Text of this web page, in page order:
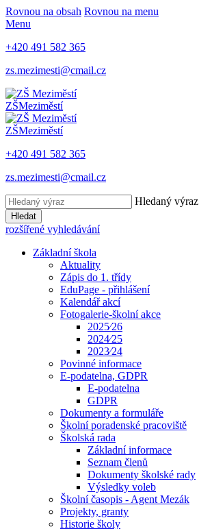
Rovnou na obsah Rovnou na menu
Menu
+420 491 582 365
zs.mezimesti@cmail.cz
ZŠMeziměstí
ZŠMeziměstí
+420 491 582 365
zs.mezimesti@cmail.cz
Hledaný výraz
Hledat
rozšířené vyhledávání
Základní škola
Aktuality
Zápis do 1. třídy
EduPage - přihlášení
Kalendář akcí
Fotogalerie-školní akce
2025⁄26
2024⁄25
2023⁄24
Povinné informace
E-podatelna, GDPR
E-podatelna
GDPR
Dokumenty a formuláře
Školní poradenské pracoviště
Školská rada
Základní informace
Seznam členů
Dokumenty školské rady
Výsledky voleb
Školní časopis - Agent Mezák
Projekty, granty
Historie školy